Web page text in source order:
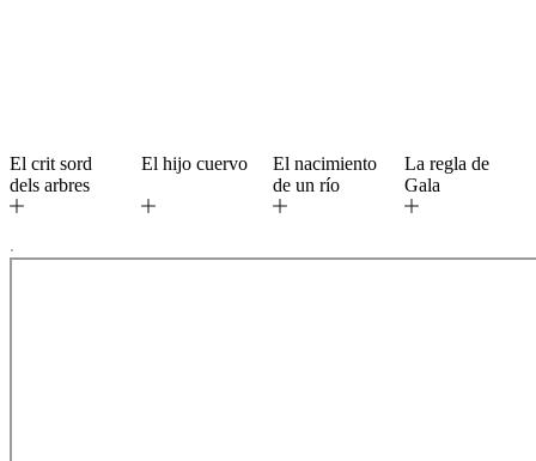
El crit sord
dels arbres
El hijo cuervo
El nacimiento
de un río
La regla de
Gala